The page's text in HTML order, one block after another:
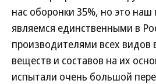
нас оборонки 35%, но это
являемся единственными в
производителями всех видов
веществ и составов на их
испытали очень большой